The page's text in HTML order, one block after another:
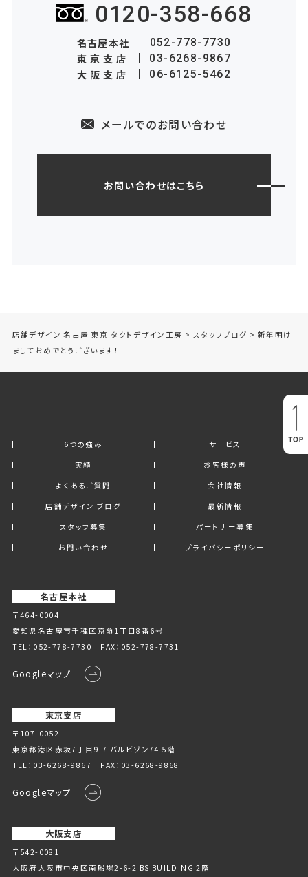
0120-358-668
名古屋本社 052-778-7730
東京支店 03-6268-9867
大阪支店 06-6125-5462
メールでのお問い合わせ
お問い合わせはこちら
店舗デザイン 名古屋 東京 タクトデザイン工房 > スタッフブログ > 新年明け
ましておめでとうございます！
6つの強み
サービス
実績
お客様の声
よくあるご質問
会社情報
店舗デザイン ブログ
最新情報
スタッフ募集
パートナー募集
お問い合わせ
プライバシーポリシー
名古屋本社
〒464-0004
愛知県名古屋市千種区京命1丁⽬8番6号
TEL： 052-778-7730 FAX：052-778-7731
Googleマップ
東京支店
〒107-0052
東京都港区赤坂7丁目9-7 バルビゾン74 5階
TEL： 03-6268-9867 FAX：03-6268-9868
Googleマップ
大阪支店
〒542-0081
大阪府大阪市中央区南船場2-6-2 BS BUILDING 2階